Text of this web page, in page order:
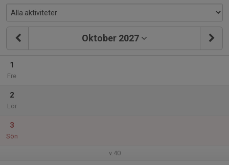
Oktober 2027
1
Fre
2
Lör
3
Sön
v.40